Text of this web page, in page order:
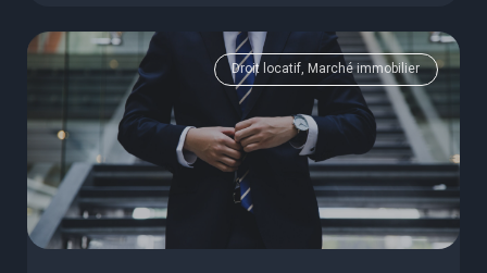
Droit locatif, Marché immobilier